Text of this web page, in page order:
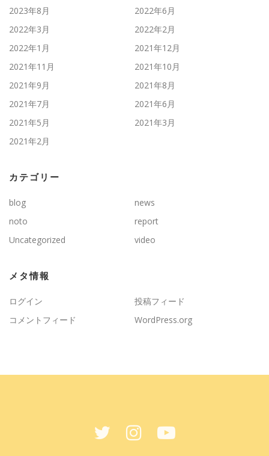
2023年8月
2022年6月
2022年3月
2022年2月
2022年1月
2021年12月
2021年11月
2021年10月
2021年9月
2021年8月
2021年7月
2021年6月
2021年5月
2021年3月
2021年2月
カテゴリー
blog
news
noto
report
Uncategorized
video
メタ情報
ログイン
投稿フィード
コメントフィード
WordPress.org